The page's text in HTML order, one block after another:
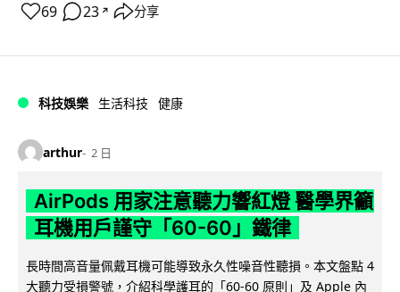
69 23 ↗ 分享
科技娛樂 生活科技 健康
arthur 2 日
AirPods 用家注意聽力響紅燈 醫學界籲
耳機用戶謹守「60-60」鐵律
長時間高音量佩戴耳機可能導致永久性噪音性聽損。本文盤點 4
大聽力受損警號，介紹科學護耳的「60-60 原則」及 Apple 內